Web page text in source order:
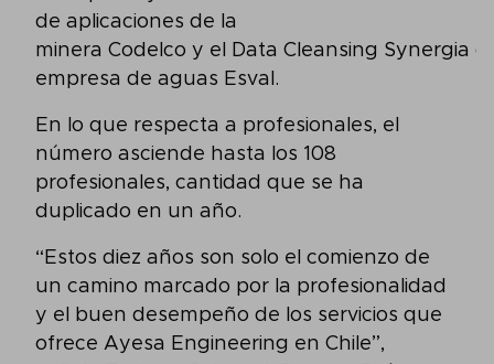
de aplicaciones de la
minera Codelco y el Data Cleansing Synergia
empresa de aguas Esval.
En lo que respecta a profesionales, el
número asciende hasta los 108
profesionales, cantidad que se ha
duplicado en un año.
“Estos diez años son solo el comienzo de
un camino marcado por la profesionalidad
y el buen desempeño de los servicios que
ofrece Ayesa Engineering en Chile”,